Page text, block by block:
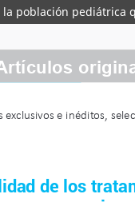
población pediátrica